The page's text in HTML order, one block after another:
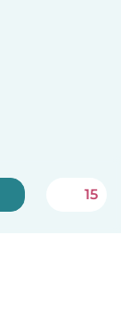
15